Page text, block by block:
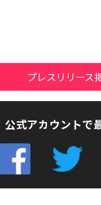
プレスリリース
公式アカウントで